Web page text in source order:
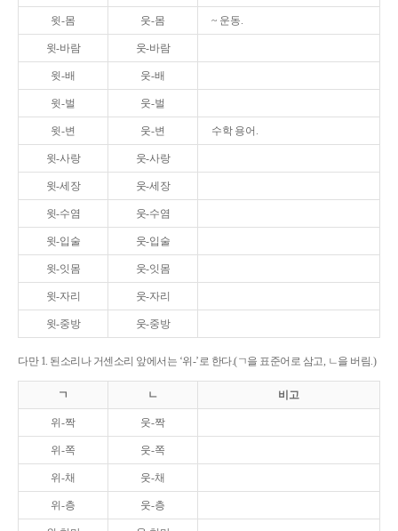
윗-몸 웃-몸 ~ 운동.
윗-바람 웃-바람
윗-배 웃-배
윗-벌 웃-벌
윗-변 웃-변 수학 용어.
윗-사랑 웃-사랑
윗-세장 웃-세장
윗-수염 웃-수염
윗-입술 웃-입술
윗-잇몸 웃-잇몸
윗-자리 웃-자리
윗-중방 웃-중방
다만 1. 된소리나 거센소리 앞에서는 ‘위-’로 한다.(ㄱ을 표준어로 삼고, ㄴ을 버림.)
ㄱ ㄴ 비고
위-짝 웃-짝
위-쪽 웃-쪽
위-채 웃-채
위-층 웃-층